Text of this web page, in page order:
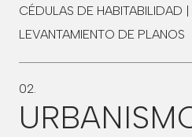
CÉDULAS DE HABITABILIDAD |
LEVANTAMIENTO DE PLANOS
02.